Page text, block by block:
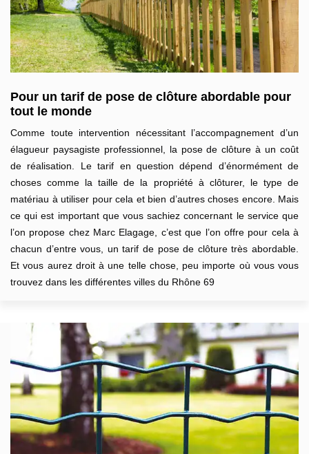
Pour un tarif de pose de clôture abordable pour
tout le monde
Comme toute intervention nécessitant l’accompagnement d’un
élagueur paysagiste professionnel, la pose de clôture à un coût
de réalisation. Le tarif en question dépend d’énormément de
choses comme la taille de la propriété à clôturer, le type de
matériau à utiliser pour cela et bien d’autres choses encore. Mais
ce qui est important que vous sachiez concernant le service que
l’on propose chez Marc Elagage, c’est que l’on offre pour cela à
chacun d’entre vous, un tarif de pose de clôture très abordable.
Et vous aurez droit à une telle chose, peu importe où vous vous
trouvez dans les différentes villes du Rhône 69